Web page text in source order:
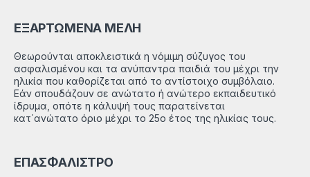
ΕΞΑΡΤΩΜΕΝΑ ΜΕΛΗ
Θεωρούνται αποκλειστικά η νόμιμη σύζυγος του
ασφαλισμένου και τα ανύπαντρα παιδιά του μέχρι την
ηλικία που καθορίζεται από το αντίστοιχο συμβόλαιο.
Εάν σπουδάζουν σε ανώτατο ή ανώτερο εκπαιδευτικό
ίδρυμα, οπότε η κάλυψή τους παρατείνεται
κατ΄ανώτατο όριο μέχρι το 25ο έτος της ηλικίας τους.
ΕΠΑΣΦΑΛΙΣΤΡΟ